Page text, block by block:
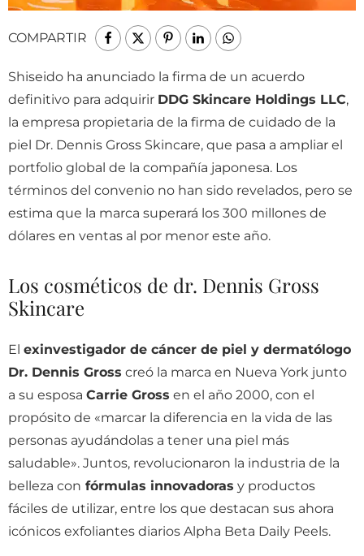
COMPARTIR
Shiseido ha anunciado la firma de un acuerdo
definitivo para adquirir DDG Skincare Holdings LLC,
la empresa propietaria de la firma de cuidado de la
piel Dr. Dennis Gross Skincare, que pasa a ampliar el
portfolio global de la compañía japonesa. Los
términos del convenio no han sido revelados, pero se
estima que la marca superará los 300 millones de
dólares en ventas al por menor este año.
Los cosméticos de dr. Dennis Gross
Skincare
El exinvestigador de cáncer de piel y dermatólogo
Dr. Dennis Gross creó la marca en Nueva York junto
a su esposa Carrie Gross en el año 2000, con el
propósito de «marcar la diferencia en la vida de las
personas ayudándolas a tener una piel más
saludable». Juntos, revolucionaron la industria de la
belleza con fórmulas innovadoras y productos
fáciles de utilizar, entre los que destacan sus ahora
icónicos exfoliantes diarios Alpha Beta Daily Peels.